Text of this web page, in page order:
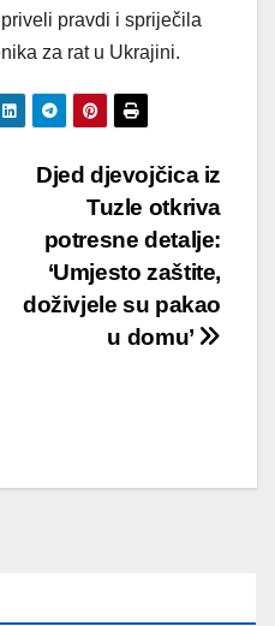
pravdi i spriječila
za rat u Ukrajini.
Djed djevojčica iz
Tuzle otkriva
potresne detalje:
‘Umjesto zaštite,
doživjele su pakao
u domu’